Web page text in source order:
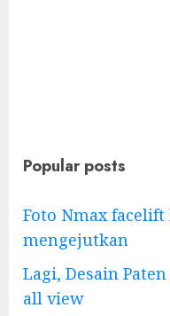
Popular posts
Foto Nmax facelift
mengejutkan
Lagi, Desain
all view